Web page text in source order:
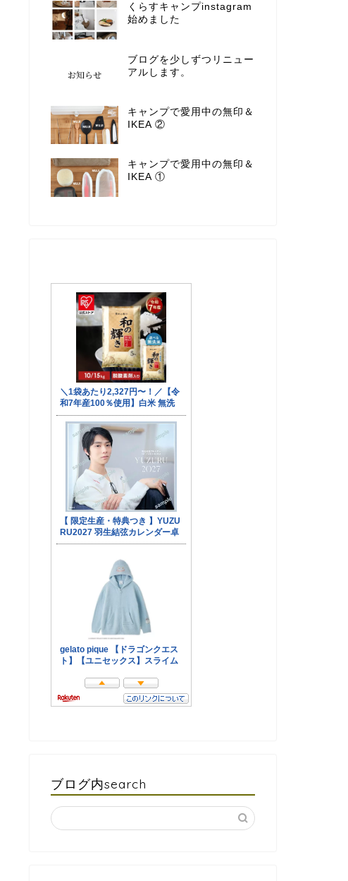
くらすキャンプinstagram
始めました
ブログを少しずつリニュー
アルします。
キャンプで愛用中の無印＆
IKEA ②
キャンプで愛用中の無印＆
IKEA ①
ブログ内search